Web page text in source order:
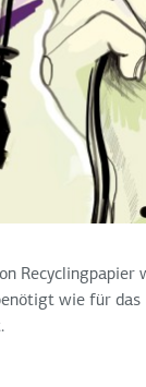
Recyclingpapier
wie für das